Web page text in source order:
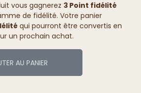
vous gagnerez 3 Point fidélité
de fidélité. Votre panier
qui pourront être convertis en
un prochain achat.
AU PANIER